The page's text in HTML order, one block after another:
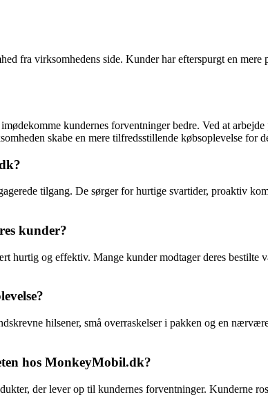
fra virksomhedens side. Kunder har efterspurgt en mere
kundernes forventninger bedre. Ved at
skabe en mere tilfredsstillende købsoplevelse for
tilgang. De sørger for hurtige svartider, proaktiv
kunder?
og effektiv. Mange kunder modtager deres bestilte
hilsener, små overraskelser i pakken og en
hos MonkeyMobil.dk?
der lever op til kundernes forventninger. Kunderne